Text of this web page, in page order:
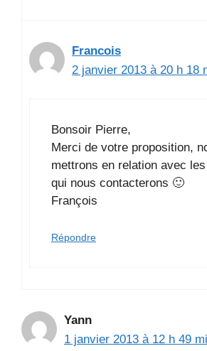
Francois
2 janvier 2013 à 20 h 18
Bonsoir Pierre,
Merci de votre proposition,
mettrons en relation avec
qui nous contacterons 🙂
François
Répondre
Yann
1 janvier 2013 à 12 h 49